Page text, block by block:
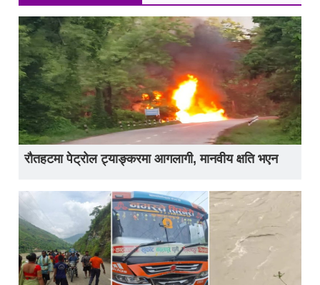
रौतहटमा पेट्रोल ट्याङ्करमा आगलागी, मानवीय क्षति भएन